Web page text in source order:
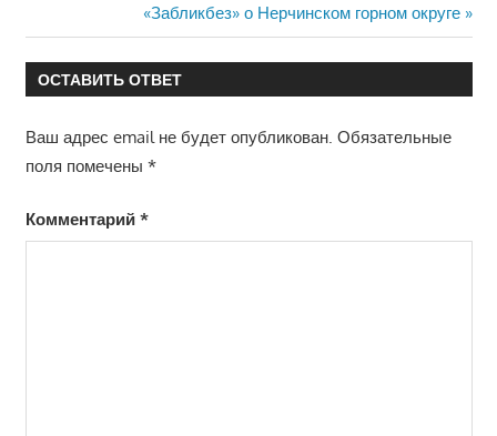
записям
Следующая
запись:
«Забликбез» о Нерчинском горном округе
ОСТАВИТЬ ОТВЕТ
Ваш адрес email не будет опубликован. Обязательные
поля помечены *
Комментарий *